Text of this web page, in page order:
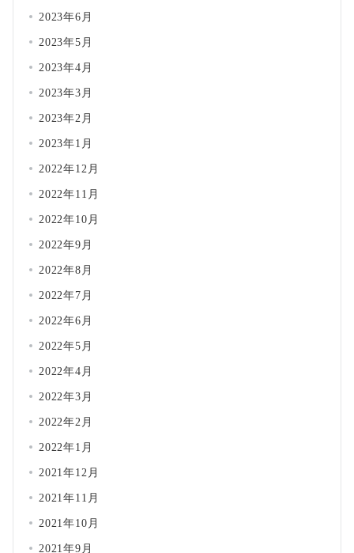
2023年6月
2023年5月
2023年4月
2023年3月
2023年2月
2023年1月
2022年12月
2022年11月
2022年10月
2022年9月
2022年8月
2022年7月
2022年6月
2022年5月
2022年4月
2022年3月
2022年2月
2022年1月
2021年12月
2021年11月
2021年10月
2021年9月